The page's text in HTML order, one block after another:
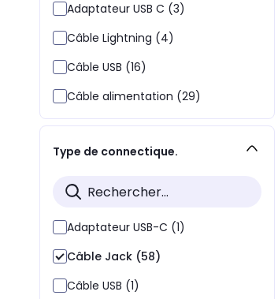
Adaptateur USB C (3)
Câble Lightning (4)
Câble USB (16)
Câble alimentation (29)
Type de connectique.
Adaptateur USB-C (1)
Câble Jack (58)
Câble USB (1)